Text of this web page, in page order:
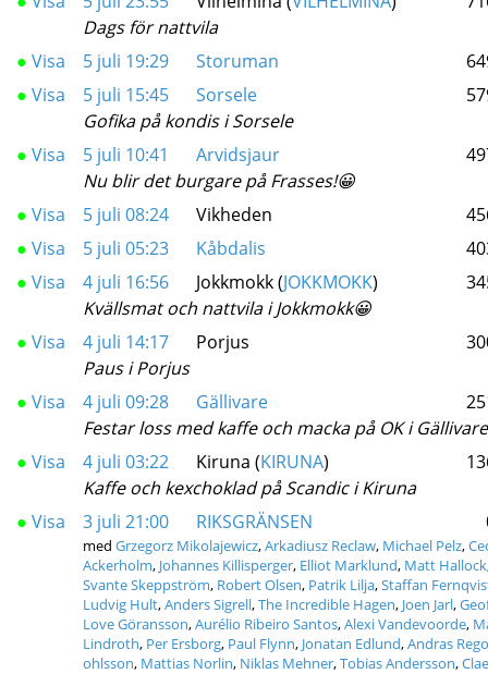
Dags för nattvila
● Visa 5 juli 19:29 Storuman
● Visa 5 juli 15:45 Sorsele
Gofika på kondis i Sorsele
● Visa 5 juli 10:41 Arvidsjaur
Nu blir det burgare på Frasses!😀
● Visa 5 juli 08:24 Vikheden
● Visa 5 juli 05:23 Kåbdalis
● Visa 4 juli 16:56 Jokkmokk (JOKKMOKK)
Kvällsmat och nattvila i Jokkmokk😀
● Visa 4 juli 14:17 Porjus
Paus i Porjus
● Visa 4 juli 09:28 Gällivare
Festar loss med kaffe och macka på OK i Gällivare
● Visa 4 juli 03:22 Kiruna (KIRUNA)
Kaffe och kexchoklad på Scandic i Kiruna
● Visa 3 juli 21:00 RIKSGRÄNSEN
med Grzegorz Mikolajewicz,Arkadiusz Reclaw, Michael Pelz,
Ackerholm, Johannes Killisperger, Elliot Marklund, Matt Hallock
Svante Skeppström, Robert Olsen, Patrik Lilja,Staffan
Ludvig Hult,Anders Sigrell,The Incredible Hagen, Joen Jarl,
Love Göransson,Aurélio Ribeiro Santos,Alexi Vandevoorde,
Lindroth, Per Ersborg, Paul Flynn, Jonatan Edlund,Andras
ohlsson, Mattias Norlin, Niklas Mehner,Tobias Andersson,